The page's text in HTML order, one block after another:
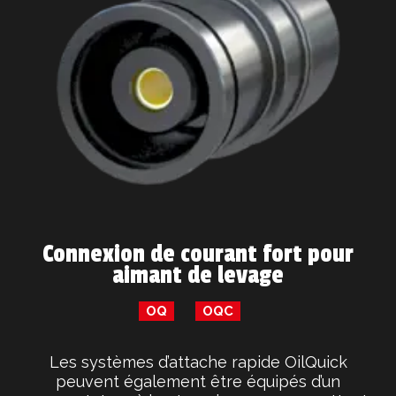
Connexion de courant fort pour
aimant de levage
OQ OQC
Les systèmes d’attache rapide OilQuick
peuvent également être équipés d’un